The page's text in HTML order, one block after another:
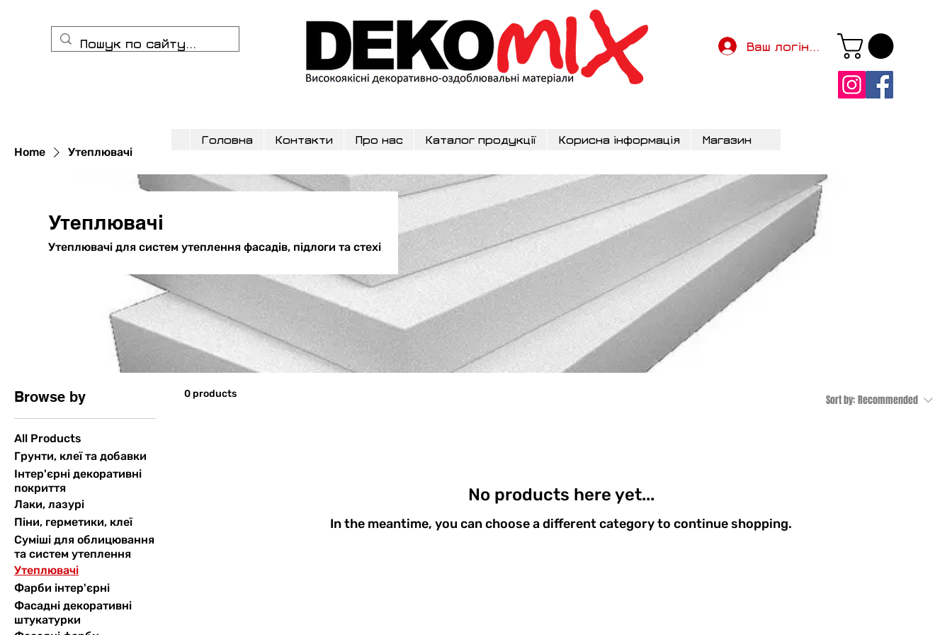
Ваш логін...
Головна Контакти Про нас Каталог продукції Корисна інформація Магазин
Home Утеплювачі
Утеплювачі
Утеплювачі для систем утеплення фасадів, підлоги та стехі
Browse by
All Products
Грунти, клеї та добавки
Інтер'єрні декоративні
покриття
Лаки, лазурі
Піни, герметики, клеї
Суміші для облицювання
та систем утеплення
Утеплювачі
Фарби інтер'єрні
Фасадні декоративні
штукатурки
0 products Sort by:Recommended
No products here yet...
In the meantime, you can choose a different category to continue shopping.